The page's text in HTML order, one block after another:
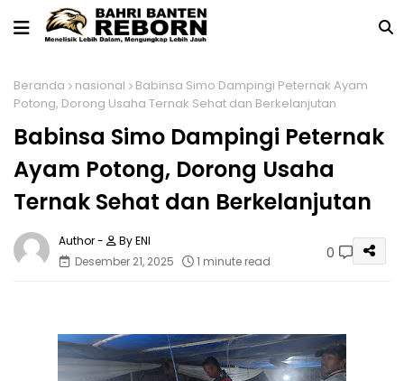
Beranda nasional
Babinsa Simo Dampingi Peternak Ayam
Potong, Dorong Usaha Ternak Sehat dan Berkelanjutan
Babinsa Simo Dampingi Peternak
Ayam Potong, Dorong Usaha
Ternak Sehat dan Berkelanjutan
By ENI
Desember 21, 2025
1 minute read 0